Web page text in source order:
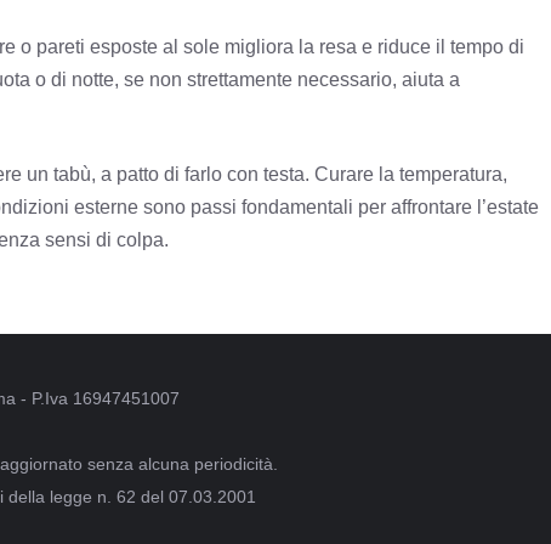
o pareti esposte al sole migliora la resa e riduce il tempo di
o di notte, se non strettamente necessario, aiuta a
un tabù, a patto di farlo con testa. Curare la temperatura,
esterne sono passi fondamentali per affrontare l’estate
sensi di colpa.
- P.Iva 16947451007
senza alcuna periodicità.
legge n. 62 del 07.03.2001